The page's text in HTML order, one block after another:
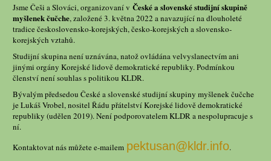
Jsme Češi a Slováci, organizovaní v České a slovenské studijní skupině
myšlenek čučche, založené 3. května 2022 a navazující na dlouholeté
tradice československo-korejských, česko-korejských a slovensko-
korejských vztahů.
Studijní skupina není uznávána, natož ovládána velvyslanectvím ani
jinými orgány Korejské lidově demokratické republiky. Podmínkou
členství není souhlas s politikou KLDR.
Bývalým předsedou České a slovenské studijní skupiny myšlenek čučche
je Lukáš Vrobel, nositel Řádu přátelství Korejské lidově demokratické
republiky (udělen 2019). Není podporovatelem KLDR a nespolupracuje s
ní.
Kontaktovat nás můžete e-mailem pektusan@kldr.info.